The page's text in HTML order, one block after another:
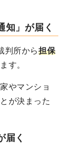
知」が届く
判所から担保
す。
やマンショ
が決まった
届く